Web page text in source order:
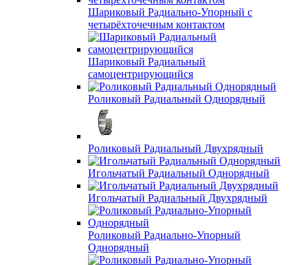
Шариковый Радиально-Упорный с
четырёхточечным контактом
Шариковый Радиальный
самоцентрирующийся
Роликовый Радиальный Однорядный
Роликовый Радиальный Двухрядный
Игольчатый Радиальный Однорядный
Игольчатый Радиальный Двухрядный
Роликовый Радиально-Упорный
Однорядный